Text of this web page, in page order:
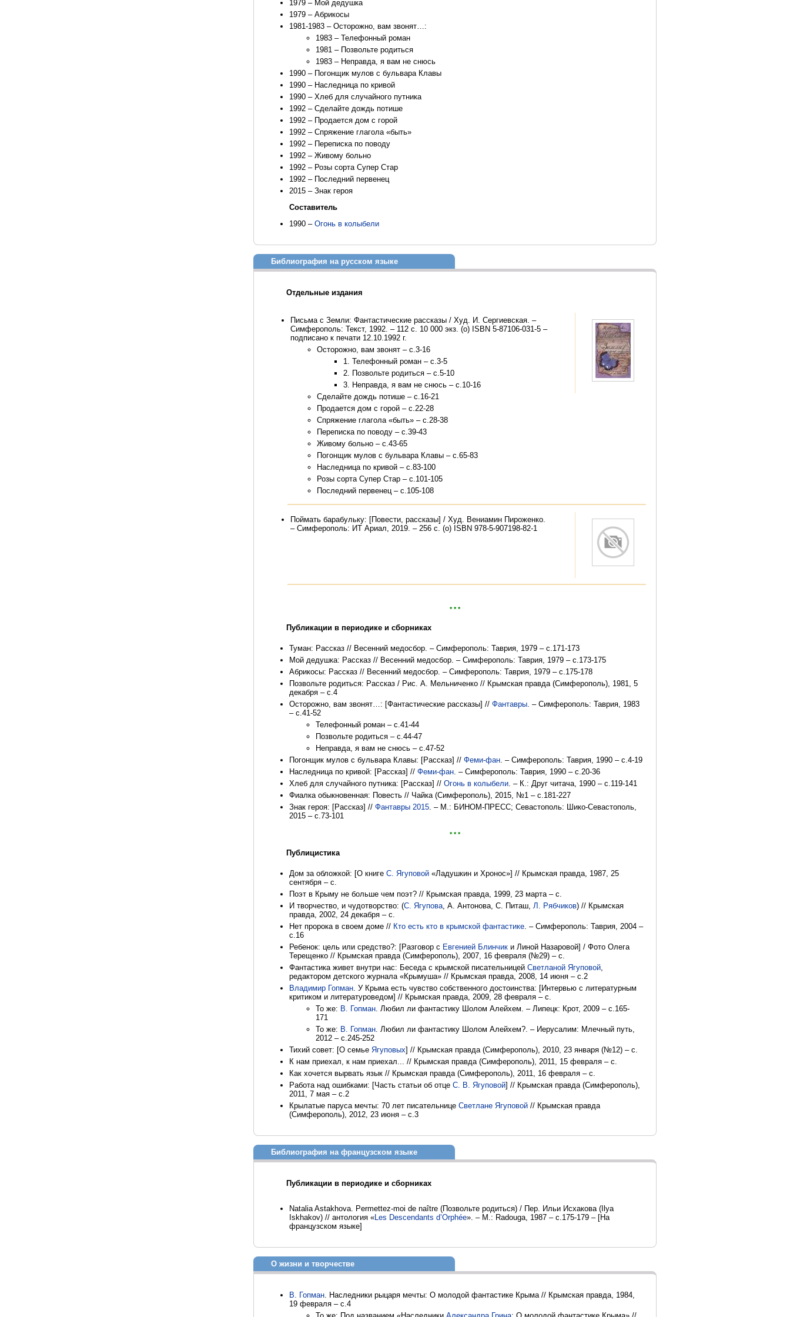
1979 – Мой дедушка
1979 – Абрикосы
1981-1983 – Осторожно, вам звонят…:
1983 – Телефонный роман
1981 – Позвольте родиться
1983 – Неправда, я вам не снюсь
1990 – Погонщик мулов с бульвара Клавы
1990 – Наследница по кривой
1990 – Хлеб для случайного путника
1992 – Сделайте дождь потише
1992 – Продается дом с горой
1992 – Спряжение глагола «быть»
1992 – Переписка по поводу
1992 – Живому больно
1992 – Розы сорта Супер Стар
1992 – Последний первенец
2015 – Знак героя
Составитель
1990 – Огонь в колыбели
Библиография на русском языке
Отдельные издания
Письма с Земли: Фантастические рассказы / Худ. И. Сергиевская. –
Симферополь: Текст, 1992. – 112 с. 10 000 экз. (о) ISBN 5-87106-031-5 –
подписано к печати 12.10.1992 г.
Осторожно, вам звонят – с.3-16
1. Телефонный роман – с.3-5
2. Позвольте родиться – с.5-10
3. Неправда, я вам не снюсь – с.10-16
Сделайте дождь потише – с.16-21
Продается дом с горой – с.22-28
Спряжение глагола «быть» – с.28-38
Переписка по поводу – с.39-43
Живому больно – с.43-65
Погонщик мулов с бульвара Клавы – с.65-83
Наследница по кривой – с.83-100
Розы сорта Супер Стар – с.101-105
Последний первенец – с.105-108
Поймать барабульку: [Повести, рассказы] / Худ. Вениамин Пироженко.
– Симферополь: ИТ Ариал, 2019. – 256 с. (о) ISBN 978-5-907198-82-1
* * *
Публикации в периодике и сборниках
Туман: Рассказ // Весенний медосбор. – Симферополь: Таврия, 1979 – с.171-173
Мой дедушка: Рассказ // Весенний медосбор. – Симферополь: Таврия, 1979 – с.173-175
Абрикосы: Рассказ // Весенний медосбор. – Симферополь: Таврия, 1979 – с.175-178
Позвольте родиться: Рассказ / Рис. А. Мельниченко // Крымская правда (Симферополь), 1981, 5
декабря – с.4
Осторожно, вам звонят…: [Фантастические рассказы] // Фантавры. – Симферополь: Таврия, 1983
– с.41-52
Телефонный роман – с.41-44
Позвольте родиться – с.44-47
Неправда, я вам не снюсь – с.47-52
Погонщик мулов с бульвара Клавы: [Рассказ] // Феми-фан. – Симферополь: Таврия, 1990 – с.4-19
Наследница по кривой: [Рассказ] // Феми-фан. – Симферополь: Таврия, 1990 – с.20-36
Хлеб для случайного путника: [Рассказ] // Огонь в колыбели. – К.: Друг читача, 1990 – с.119-141
Фиалка обыкновенная: Повесть // Чайка (Симферополь), 2015, №1 – с.181-227
Знак героя: [Рассказ] // Фантавры 2015. – М.: БИНОМ-ПРЕСС; Севастополь: Шико-Севастополь,
2015 – с.73-101
* * *
Публицистика
Дом за обложкой: [О книге С. Ягуповой «Ладушкин и Хронос»] // Крымская правда, 1987, 25
сентября – с.
Поэт в Крыму не больше чем поэт? // Крымская правда, 1999, 23 марта – с.
И творчество, и чудотворство: (С. Ягупова, А. Антонова, С. Питаш, Л. Рябчиков) // Крымская
правда, 2002, 24 декабря – с.
Нет пророка в своем доме // Кто есть кто в крымской фантастике. – Симферополь: Таврия, 2004 –
с.16
Ребенок: цель или средство?: [Разговор с Евгенией Блинчик и Линой Назаровой] / Фото Олега
Терещенко // Крымская правда (Симферополь), 2007, 16 февраля (№29) – с.
Фантастика живет внутри нас: Беседа с крымской писательницей Светланой Ягуповой,
редактором детского журнала «Крымуша» // Крымская правда, 2008, 14 июня – с.2
Владимир Гопман. У Крыма есть чувство собственного достоинства: [Интервью с литературным
критиком и литературоведом] // Крымская правда, 2009, 28 февраля – с.
То же: В. Гопман. Любил ли фантастику Шолом Алейхем. – Липецк: Крот, 2009 – с.165-
171
То же: В. Гопман. Любил ли фантастику Шолом Алейхем?. – Иерусалим: Млечный путь,
2012 – с.245-252
Тихий совет: [О семье Ягуповых] // Крымская правда (Симферополь), 2010, 23 января (№12) – с.
К нам приехал, к нам приехал... // Крымская правда (Симферополь), 2011, 15 февраля – с.
Как хочется вырвать язык // Крымская правда (Симферополь), 2011, 16 февраля – с.
Работа над ошибками: [Часть статьи об отце С. В. Ягуповой] // Крымская правда (Симферополь),
2011, 7 мая – с.2
Крылатые паруса мечты: 70 лет писательнице Светлане Ягуповой // Крымская правда
(Симферополь), 2012, 23 июня – с.3
Библиография на французском языке
Публикации в периодике и сборниках
Natalia Astakhova. Permettez-moi de naître (Позвольте родиться) / Пер. Ильи Исхакова (Ilya
Iskhakov) // антология «Les Descendants d’Orphée». – М.: Radouga, 1987 – с.175-179 – [На
французском языке]
О жизни и творчестве
В. Гопман. Наследники рыцаря мечты: О молодой фантастике Крыма // Крымская правда, 1984,
19 февраля – с.4